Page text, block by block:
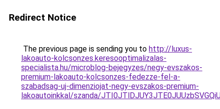
Redirect Notice
The previous page is sending you to http://luxus-
lakoauto-kolcsonzes.keresooptimalizalas-
specialista.hu/microblog-bejegyzes/negy-evszakos-
premium-lakoauto-kolcsonzes-fedezze-fel-a-
szabadsag-uj-dimenziojat-negy-evszakos-premium-
lakoautoinkkal/szanda/